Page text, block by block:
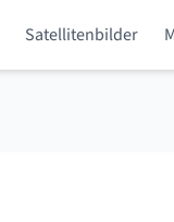
Satellitenbilder